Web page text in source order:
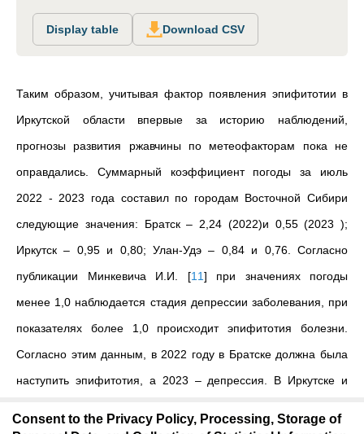
Display table Download CSV
Таким образом, учитывая фактор появления эпифитотии в
Иркутской области впервые за историю наблюдений,
прогнозы развития ржавчины по метеофакторам пока не
оправдались. Суммарный коэффициент погоды за июль
2022 - 2023 года составил по городам Восточной Сибири
следующие значения: Братск – 2,24 (2022)и 0,55 (2023 );
Иркутск – 0,95 и 0,80; Улан-Удэ – 0,84 и 0,76. Согласно
публикации Минкевича И.И. [11] при значениях погоды
менее 1,0 наблюдается стадия депрессии заболевания, при
показателях более 1,0 происходит эпифитотия болезни.
Согласно этим данным, в 2022 году в Братске должна была
наступить эпифитотия, а 2023 – депрессия. В Иркутске и
Consent to the Privacy Policy, Processing, Storage of